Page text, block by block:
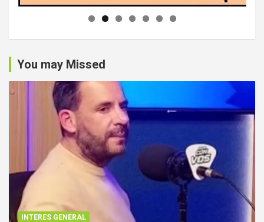
You may Missed
INTERES GENERAL